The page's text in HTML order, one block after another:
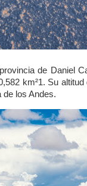
de Daniel
km²1. Su
de los Andes.